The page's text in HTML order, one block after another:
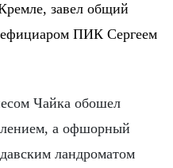
завел общий
ПИК Сергеем
а офшорный
ландроматом